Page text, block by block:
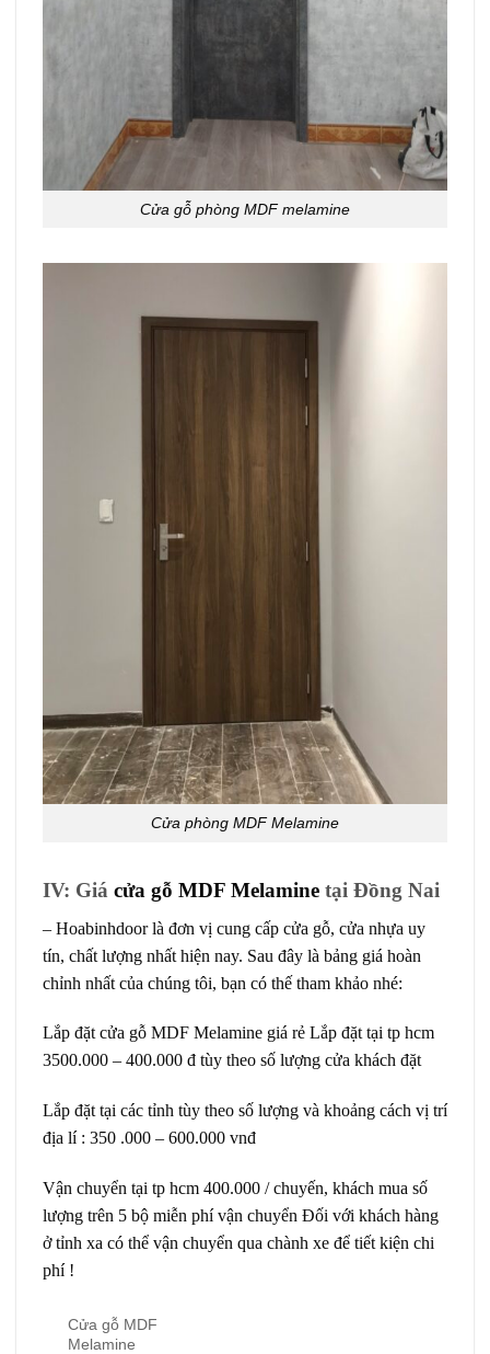
Cửa gỗ phòng MDF melamine
Cửa phòng MDF Melamine
IV: Giá cửa gỗ MDF Melamine tại Đồng Nai
– Hoabinhdoor là đơn vị cung cấp cửa gỗ, cửa nhựa uy
tín, chất lượng nhất hiện nay. Sau đây là bảng giá hoàn
chỉnh nhất của chúng tôi, bạn có thế tham khảo nhé:
Lắp đặt cửa gỗ MDF Melamine giá rẻ Lắp đặt tại tp hcm
3500.000 – 400.000 đ tùy theo số lượng cửa khách đặt
Lắp đặt tại các tỉnh tùy theo số lượng và khoảng cách vị trí
địa lí : 350 .000 – 600.000 vnđ
Vận chuyển tại tp hcm 400.000 / chuyến, khách mua số
lượng trên 5 bộ miễn phí vận chuyển Đối với khách hàng
ở tỉnh xa có thể vận chuyển qua chành xe để tiết kiện chi
phí !
Cửa gỗ MDF
Melamine